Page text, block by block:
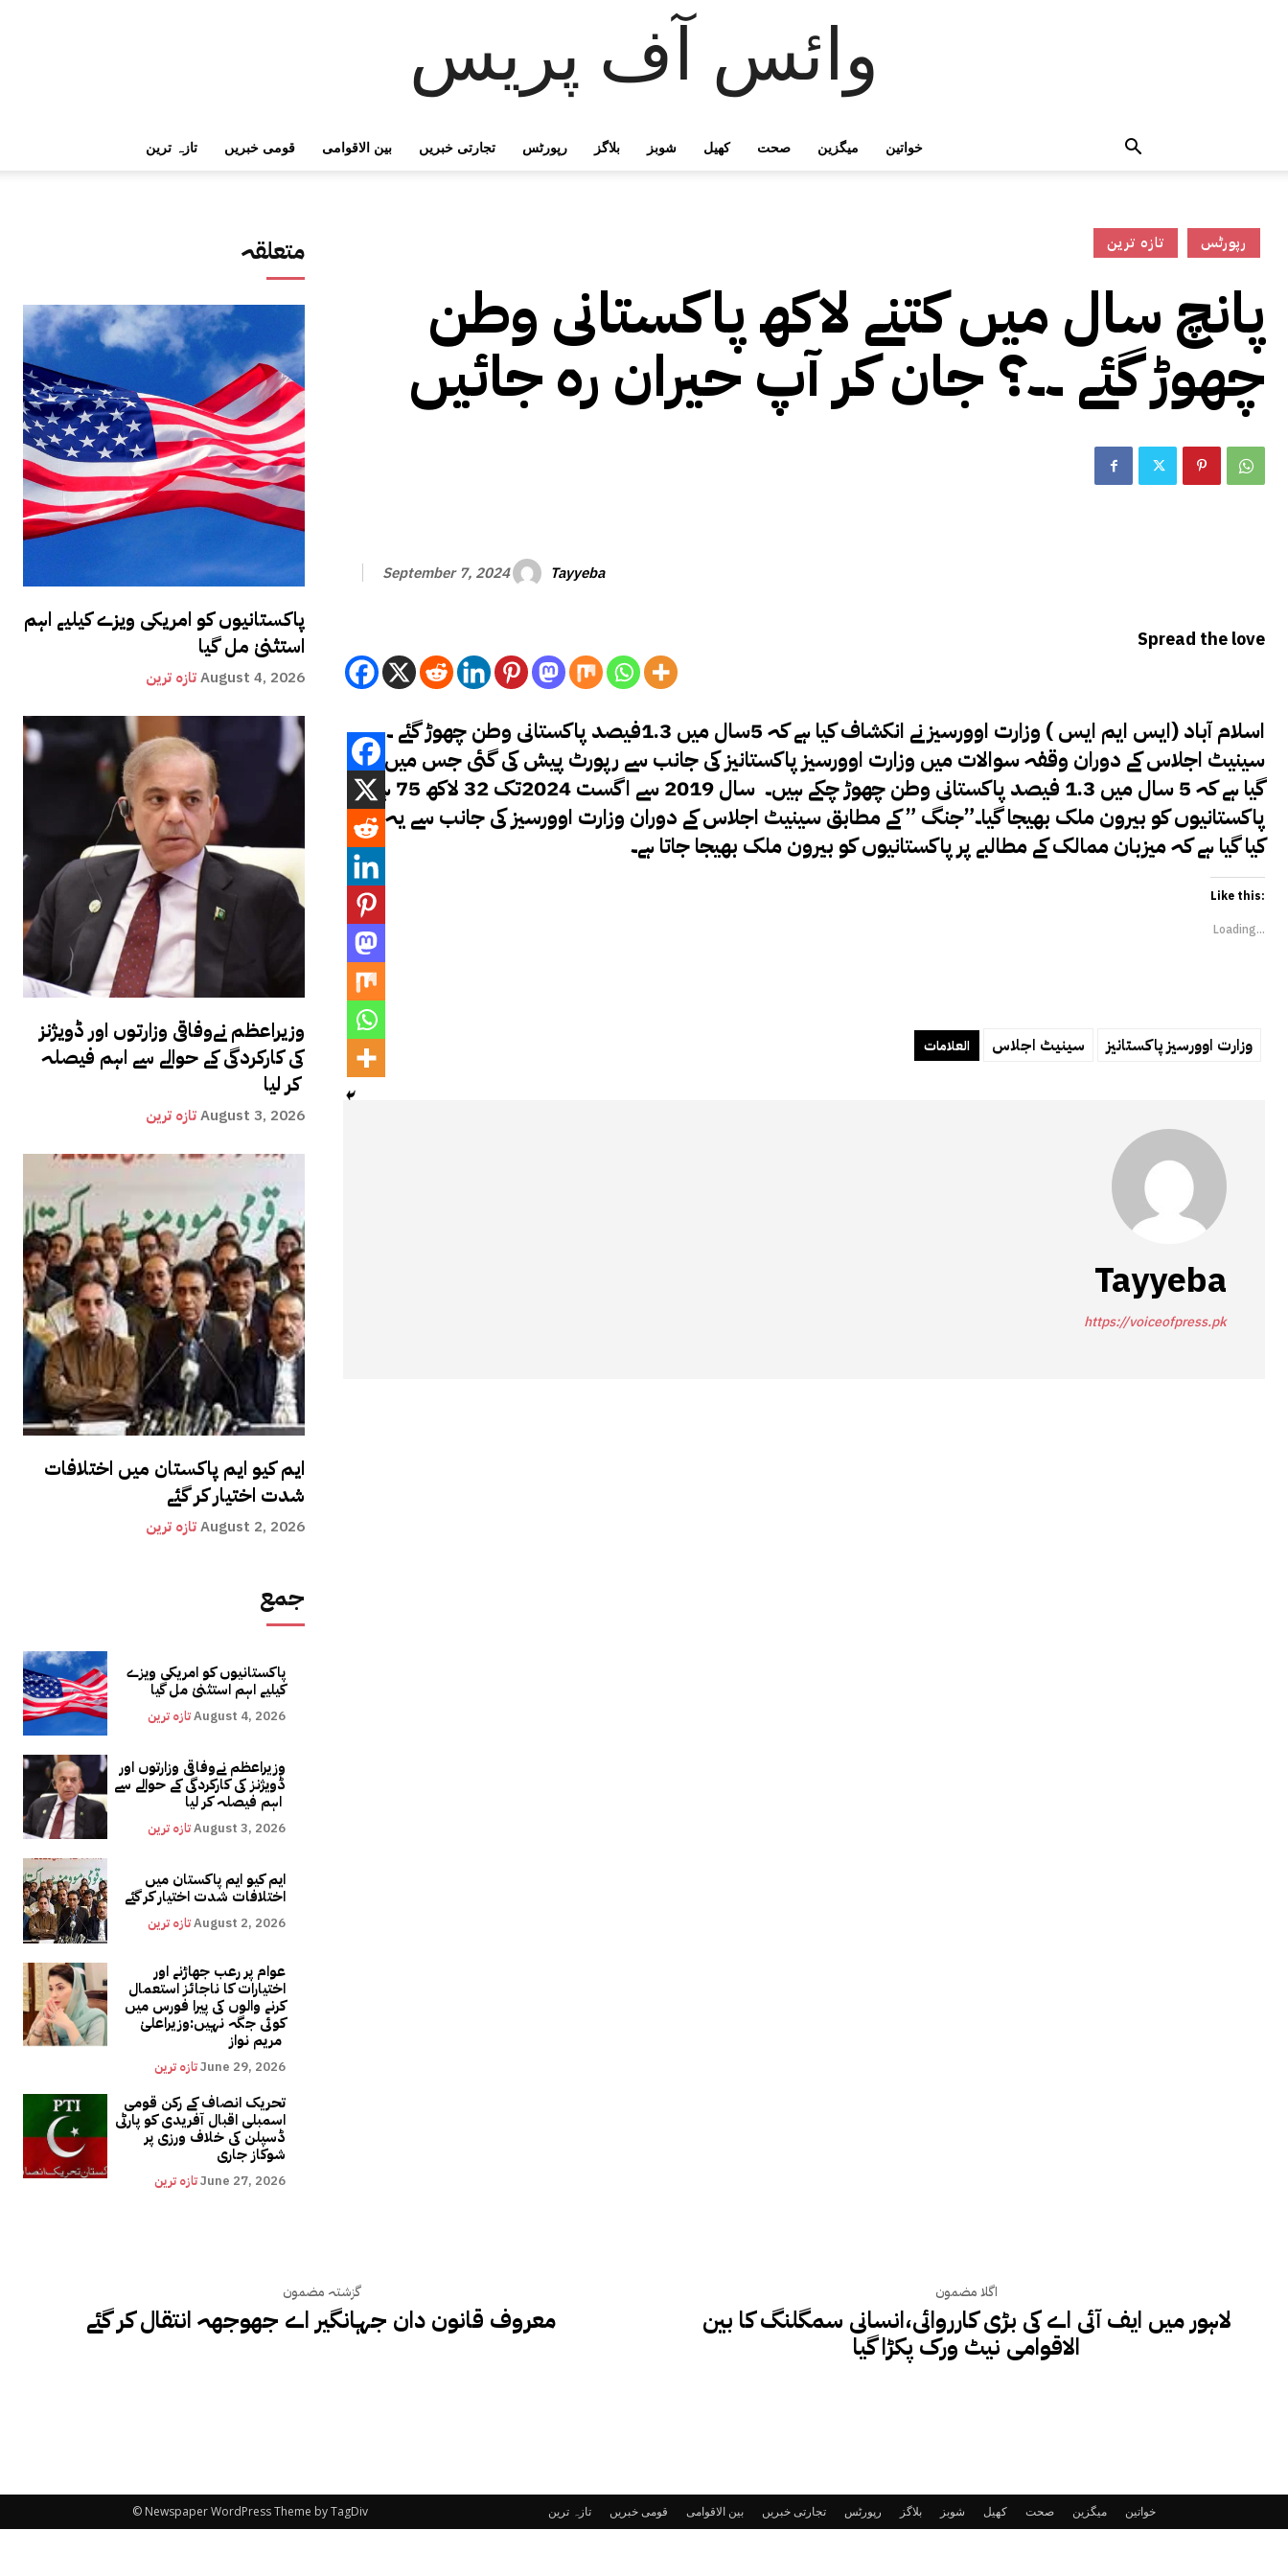
وائس آف پریس
تازہ ترین قومی خبریں بین الاقوامی تجارتی خبریں رپورٹس بلاگز شوبز کھیل صحت میگزین خواتین
متعلقہ
پاکستانیوں کو امریکی ویزے کیلیے اہم
استثنیٰ مل گیا
تازہ ترینAugust 4, 2026
وزیراعظم نےوفاقی وزارتوں اور ڈویژنز
کی کارکردگی کے حوالے سے اہم فیصلہ
کر لیا
تازہ ترینAugust 3, 2026
ایم کیو ایم پاکستان میں اختلافات
شدت اختیار کر گئے
تازہ ترینAugust 2, 2026
جمع
پاکستانیوں کو امریکی ویزے
کیلیے اہم استثنیٰ مل گیا
تازہ ترینAugust 4, 2026
وزیراعظم نےوفاقی وزارتوں اور
ڈویژنز کی کارکردگی کے حوالے سے
تازہ ترینAugust 3, 2026
ایم کیو ایم پاکستان میں
اختلافات شدت اختیار کر گئے
تازہ ترینAugust 2, 2026
عوام پر رعب جھاڑنے اور
اختیارات کا ناجائز استعمال
کرنے والوں کی پیرا فورس میں
کوئی جگہ نہیں:وزیراعلیٰ
تازہ ترینJune 29, 2026
تحریک انصاف کے رکن قومی
اسمبلی اقبال آفریدی کو پارٹی
ڈسپلن کی خلاف ورزی پر
شوکاز جاری
تازہ ترینJune 27, 2026
تازہ ترین رپورٹس
پانچ سال میں کتنے لاکھ پاکستانی وطن
چھوڑ گئے ۔۔؟ جان کر آپ حیران رہ جائیں
September 7, 2024 Tayyeba
Spread the love
اسلام آباد (ایس ایم ایس ) وزارت اوورسیز نے انکشاف کیا ہے کہ 5سال میں 1.3فیصد پاکستانی وطن چھوڑ گئے ۔
سینیٹ اجلاس کے دوران وقفہ سوالات میں وزارت اوورسیز پاکستانیز کی جانب سے رپورٹ پیش کی گئی جس میں کہا
گیا ہے کہ 5 سال میں 1.3 فیصد پاکستانی وطن چھوڑ چکے ہیں۔ سال 2019 سے اگست 2024تک 32 لاکھ 75 ہزار
پاکستانیوں کو بیرون ملک بھیجا گیا۔”جنگ ” کے مطابق سینیٹ اجلاس کے دوران وزارت اوورسیز کی جانب سے یہ بھی
کیا گیا ہے کہ میزبان ممالک کے مطالبے پر پاکستانیوں کو بیرون ملک بھیجا جاتا ہے۔
Like this:
Loading...
العلامات سینیٹ اجلاس وزارت اوورسیز پاکستانیز
Tayyeba
https://voiceofpress.pk
گزشتہ مضمون
معروف قانون دان جہانگیر اے جھوجھہ انتقال کر گئے
اگلا مضمون
لاہور میں ایف آئی اے کی بڑی کارروائی،انسانی سمگلنگ کا بین
الاقوامی نیٹ ورک پکڑا گیا
تازہ ترین قومی خبریں بین الاقوامی تجارتی خبریں رپورٹس بلاگز شوبز کھیل صحت میگزین خواتین © Newspaper WordPress Theme by TagDiv